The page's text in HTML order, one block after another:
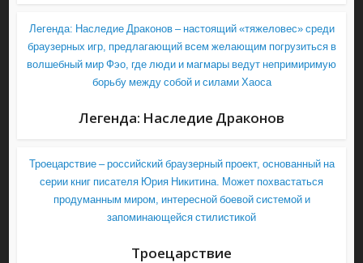
Легенда: Наследие Драконов – настоящий «тяжеловес» среди
браузерных игр, предлагающий всем желающим погрузиться в
волшебный мир Фэо, где люди и магмары ведут непримиримую
борьбу между собой и силами Хаоса
Легенда: Наследие Драконов
Троецарствие – российский браузерный проект, основанный на
серии книг писателя Юрия Никитина. Может похвастаться
продуманным миром, интересной боевой системой и
запоминающейся стилистикой
Троецарствие